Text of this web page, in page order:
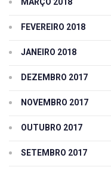
FEVEREIRO 2018
JANEIRO 2018
DEZEMBRO 2017
NOVEMBRO 2017
OUTUBRO 2017
SETEMBRO 2017